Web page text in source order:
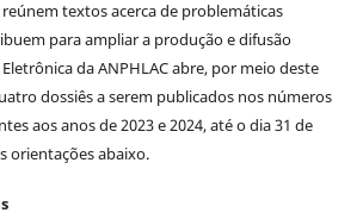
reúnem textos acerca de problemáticas
para ampliar a produção e difusão
da ANPHLAC abre, por meio deste
dossiês a serem publicados nos números
aos anos de 2023 e 2024, até o dia 31 de
orientações abaixo.